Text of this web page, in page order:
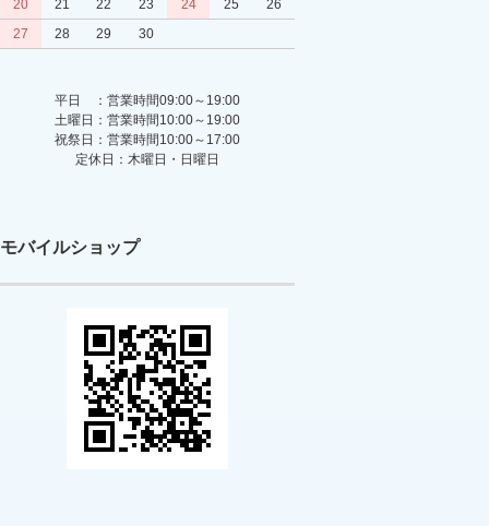
20
21 22 23 24 25
26
27
28 29 30
平日 ：営業時間09:00～19:00
土曜日：営業時間10:00～19:00
祝祭日：営業時間10:00～17:00
定休日：木曜日・日曜日
モバイルショップ